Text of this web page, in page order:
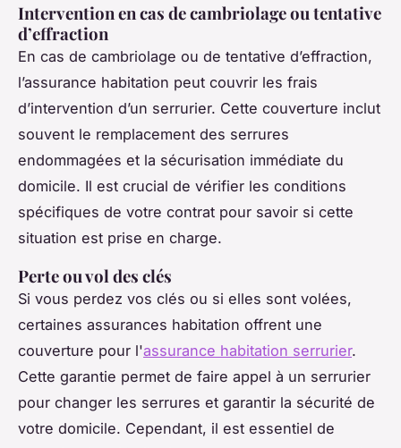
Intervention en cas de cambriolage ou tentative
d’effraction
En cas de cambriolage ou de tentative d’effraction,
l’assurance habitation peut couvrir les frais
d’intervention d’un serrurier. Cette couverture inclut
souvent le remplacement des serrures
endommagées et la sécurisation immédiate du
domicile. Il est crucial de vérifier les conditions
spécifiques de votre contrat pour savoir si cette
situation est prise en charge.
Perte ou vol des clés
Si vous perdez vos clés ou si elles sont volées,
certaines assurances habitation offrent une
couverture pour l'assurance habitation serrurier.
Cette garantie permet de faire appel à un serrurier
pour changer les serrures et garantir la sécurité de
votre domicile. Cependant, il est essentiel de